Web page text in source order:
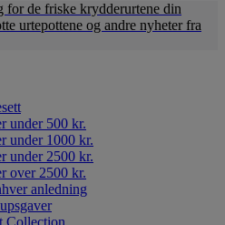
for de friske krydderurtene din
urtepottene og andre nyheter fra
under 500 kr.
under 1000 kr.
under 2500 kr.
over 2500 kr.
anledning
Collection